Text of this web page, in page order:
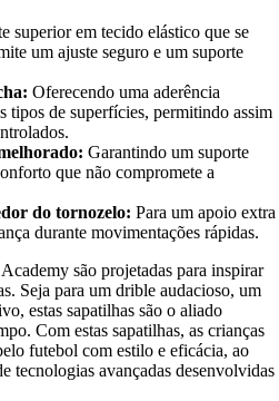
superior em tecido elástico que se
um ajuste seguro e um suporte
Oferecendo uma aderência
tipos de superfícies, permitindo assim
Garantindo um suporte
que não compromete a
do tornozelo: Para um apoio extra
durante movimentações rápidas.
são projetadas para inspirar
Seja para um drible audacioso, um
estas sapatilhas são o aliado
Com estas sapatilhas, as crianças
futebol com estilo e eficácia, ao
tecnologias avançadas desenvolvidas